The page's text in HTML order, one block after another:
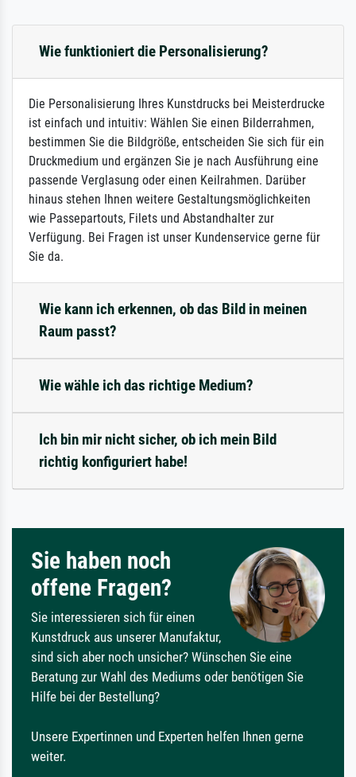
Wie funktioniert die Personalisierung?
Die Personalisierung Ihres Kunstdrucks bei Meisterdrucke
ist einfach und intuitiv: Wählen Sie einen Bilderrahmen,
bestimmen Sie die Bildgröße, entscheiden Sie sich für ein
Druckmedium und ergänzen Sie je nach Ausführung eine
passende Verglasung oder einen Keilrahmen. Darüber
hinaus stehen Ihnen weitere Gestaltungsmöglichkeiten
wie Passepartouts, Filets und Abstandhalter zur
Verfügung. Bei Fragen ist unser Kundenservice gerne für
Sie da.
Wie kann ich erkennen, ob das Bild in meinen
Raum passt?
Wie wähle ich das richtige Medium?
Ich bin mir nicht sicher, ob ich mein Bild
richtig konfiguriert habe!
Sie haben noch
offene Fragen?
Sie interessieren sich für einen
Kunstdruck aus unserer Manufaktur,
sind sich aber noch unsicher? Wünschen Sie eine
Beratung zur Wahl des Mediums oder benötigen Sie
Hilfe bei der Bestellung?
Unsere Expertinnen und Experten helfen Ihnen gerne
weiter.